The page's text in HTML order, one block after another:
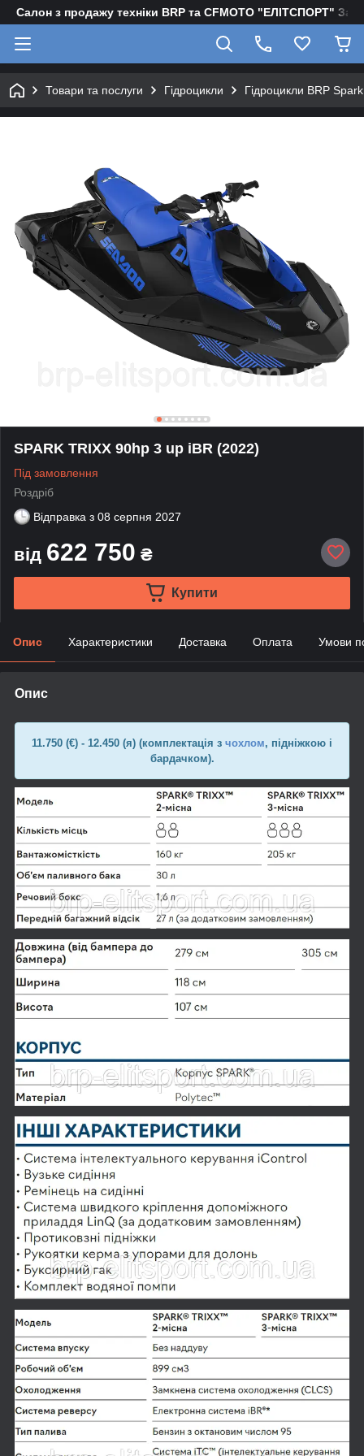
Салон з продажу техніки BRP та CFMOTO "EЛІТСПОРТ"
Товари та послуги Гідроцикли Гідроцикли BRP Spark
SPARK TRIXX 90hp 3 up iBR (2022)
Під замовлення
Роздріб
Відправка з 08 серпня 2027
від 622 750 ₴
Купити
Опис Характеристики Доставка Оплата Умови
Опис
11.750 (€) - 12.450 (я) (комплектація з чохлом, підніжкою і
бардачком).